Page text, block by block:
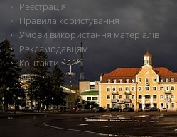
Реєстрація
Правила користування
Умови використання матеріалів
Рекламодавцям
Контакти